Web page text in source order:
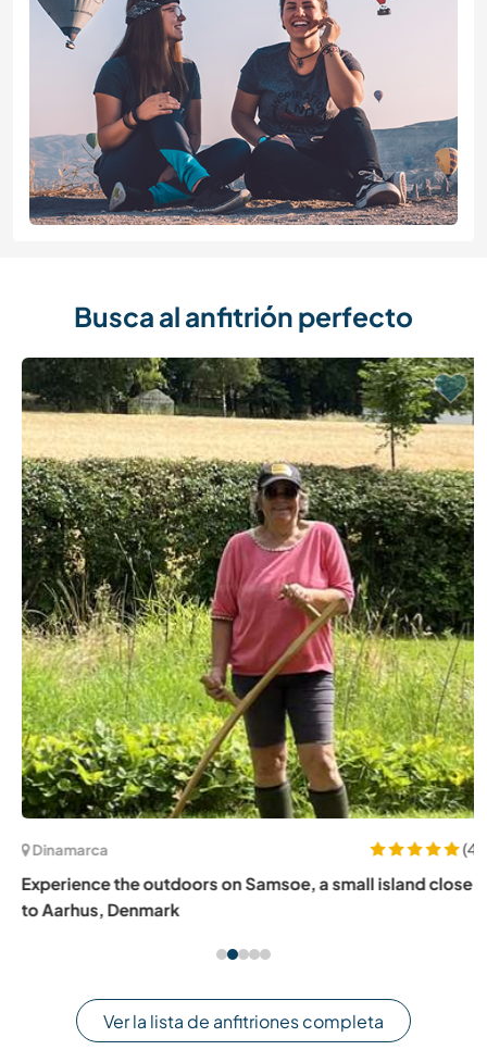
Busca al anfitrión perfecto
Dinamarca
(4)
Experience the outdoors on Samsoe, a small island close
to Aarhus, Denmark
Ver la lista de anfitriones completa